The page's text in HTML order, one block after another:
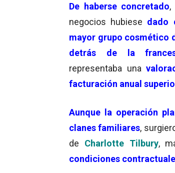
De haberse concretado,
negocios hubiese dado
mayor grupo cosmético
detrás de la
representaba una
facturación anual
Aunque la operación
clanes familiares,
de Charlotte Tilbury,
condiciones